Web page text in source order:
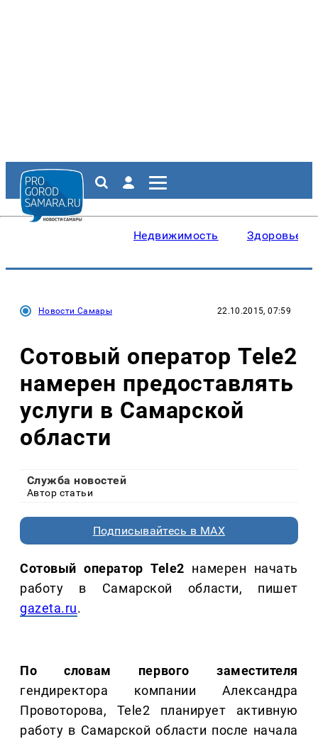
Недвижимость Здоровье
Новости Самары 22.10.2015, 07:59
Сотовый оператор Tele2
намерен предоставлять
услуги в Самарской
области
Служба новостей
Автор статьи
Подписывайтесь в MAX
Сотовый оператор Tele2 намерен начать
работу в Самарской области, пишет
gazeta.ru.
По словам первого заместителя
гендиректора компании Александра
Провоторова, Tele2 планирует активную
работу в Самарской области после начала